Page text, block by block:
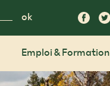
Emploi & Formation